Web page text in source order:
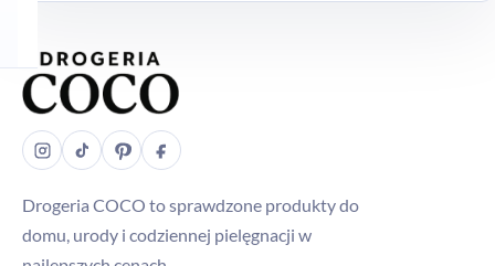
Drogeria COCO to sprawdzone produkty do
domu, urody i codziennej pielęgnacji w